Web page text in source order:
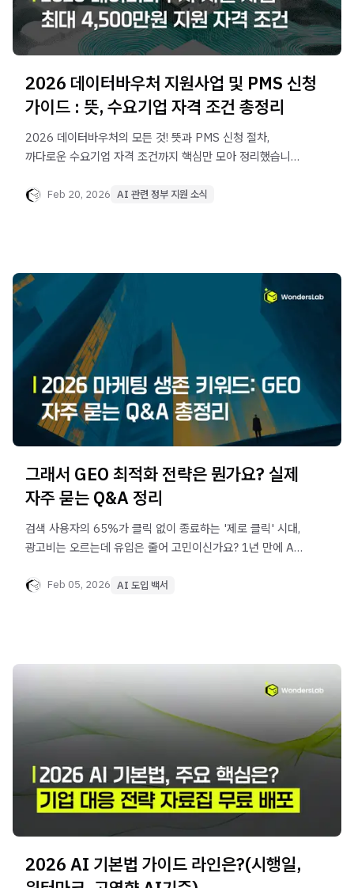
2026 데이터바우처 지원사업 및 PMS 신청
가이드 : 뜻, 수요기업 자격 조건 총정리
2026 데이터바우처의 모든 것! 뜻과 PMS 신청 절차,
까다로운 수요기업 자격 조건까지 핵심만 모아 정리했습니다.
컨설팅이 진행 중입니다. 신청 시 합격 가이드 자료와 AI
Feb 20, 2026 AI 관련 정부 지원 소식
그래서 GEO 최적화 전략은 뭔가요? 실제
자주 묻는 Q&A 정리
검색 사용자의 65%가 클릭 없이 종료하는 '제로 클릭' 시대,
광고비는 오르는데 유입은 줄어 고민이신가요? 1년 만에 AI
확인하세요. AI가 우리 브랜드를 정답으로 추천하게 만드는
Feb 05, 2026 AI 도입 백서
2026 AI 기본법 가이드 라인은?(시행일,